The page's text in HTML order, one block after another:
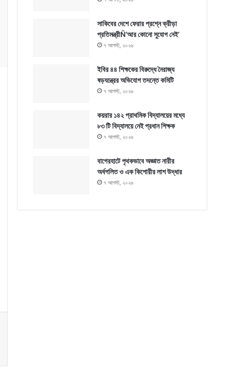
সাকিবের দেশে ফেরার প্রশ্নে ক্রীড়া
প্রতিমন্ত্রীÑ‘আর কোনো সুযোগ নেই’
৭ আগস্ট, ২০২৬
ইবির ৪৪ শিক্ষকের বিরুদ্ধে নৈরাজ্য
ষড়যন্ত্রের অভিযোগ তদন্তে কমিটি
৭ আগস্ট, ২০২৬
কয়রার ১৪২ প্রাথমিক বিদ্যালয়ের মধ্যে
৮৩ টি বিদ্যালয়ে নেই প্রধান শিক্ষক
৭ আগস্ট, ২০২৬
বাগেরহাটে পৃথকভাবে অজ্ঞাত নারীর
অর্ধগলিত ও এক কিশোরীর লাশ উদ্ধার
৭ আগস্ট, ২০২৬